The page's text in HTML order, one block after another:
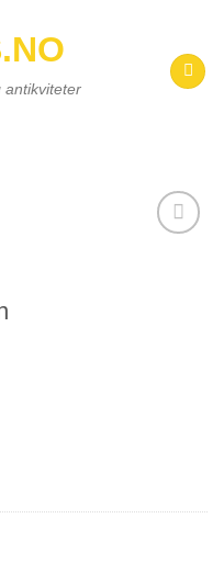
antikviteter